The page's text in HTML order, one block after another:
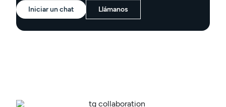
Iniciar un chat Llámanos